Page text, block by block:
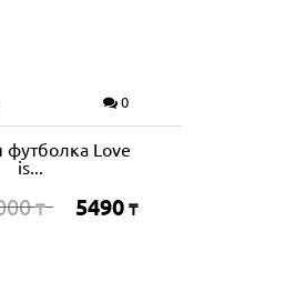
0
футболка Love
is...
₸ 5490 ₸